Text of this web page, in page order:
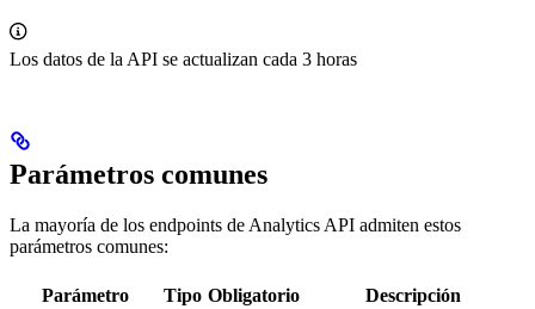
Los datos de la API se actualizan cada 3 horas
Parámetros comunes
La mayoría de los endpoints de Analytics API admiten estos
parámetros comunes:
Parámetro Tipo Obligatorio Descripción